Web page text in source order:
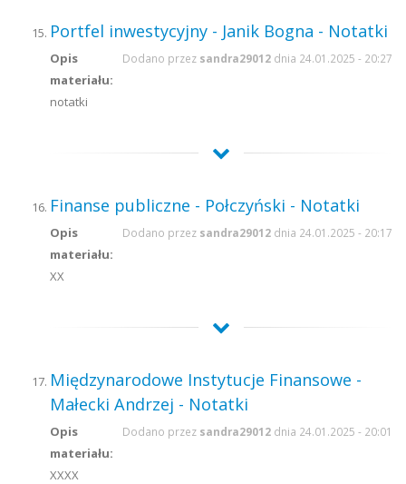
Portfel inwestycyjny - Janik Bogna - Notatki
Dodano przez sandra29012 dnia 24.01.2025 - 20:27
Opis
materiału:
notatki
Finanse publiczne - Połczyński - Notatki
Dodano przez sandra29012 dnia 24.01.2025 - 20:17
Opis
materiału:
XX
Międzynarodowe Instytucje Finansowe -
Małecki Andrzej - Notatki
Dodano przez sandra29012 dnia 24.01.2025 - 20:01
Opis
materiału:
XXXX